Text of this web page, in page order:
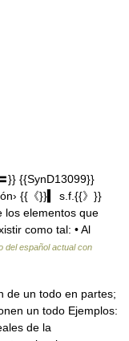
}} {{SynD13099}}
{{《}}▍ s.f.{{》}}
los elementos que
como tal: • Al
del español actual con
de un todo en partes;
un todo Ejemplos:
de la